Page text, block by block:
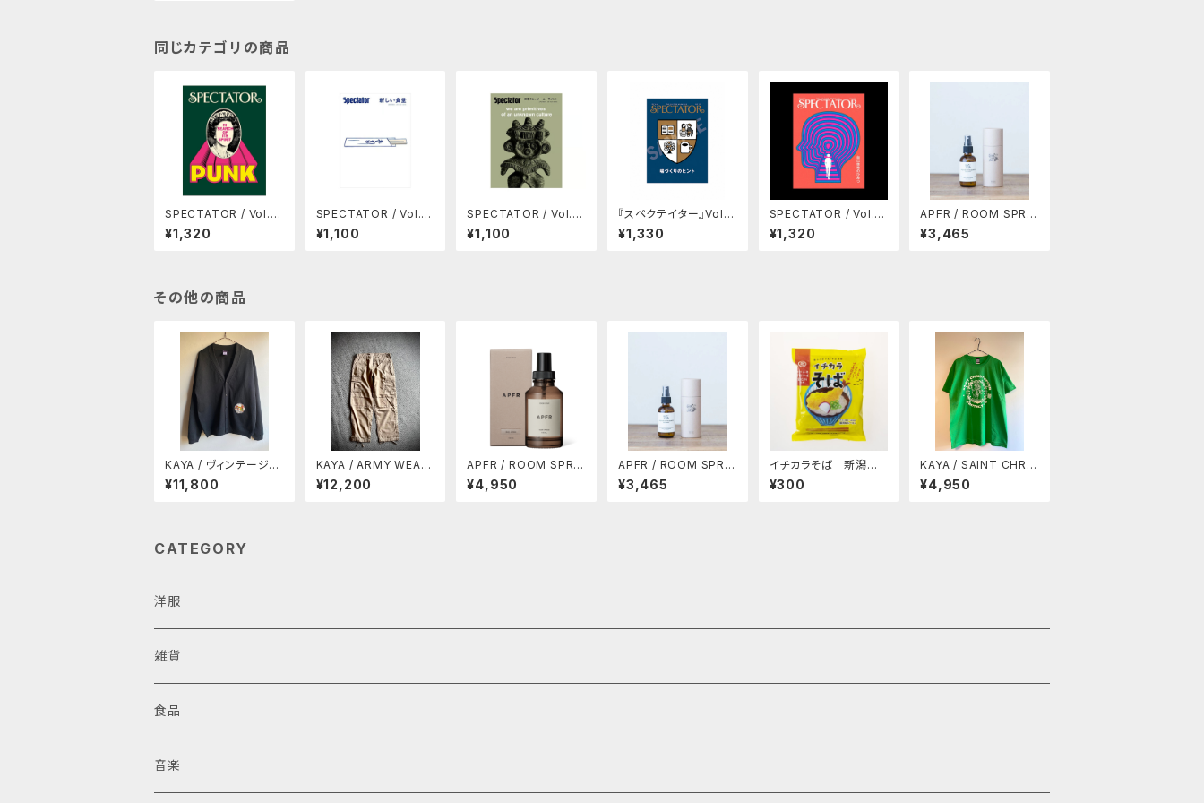
同じカテゴリの商品
SPECTATOR / Vol.5
4 パンクの正体
¥1,320
SPECTATOR / Vol.4
2 新しい食堂
¥1,100
SPECTATOR / Vol.4
5 日本のヒッピー・ム
ーヴメント
¥1,100
『スペクテイター』Vol.5
6 特集：場づくりのヒン
ト
¥1,330
SPECTATOR / Vol.51
自己啓発のひみつ
¥1,320
APFR / ROOM SPRA
Y / MOSS SWAMP (1
0%OFF)
¥3,465
その他の商品
KAYA / ヴィンテージワ
ッペン付きカーディガン
¥11,800
KAYA / ARMY WEAR
SELECTION リップス
トップ カーゴパンツ
¥12,200
APFR / ROOM SPRA
Y / Blue Spruce (1
0%OFF)
¥4,950
APFR / ROOM SPRA
Y / Endless Summer
(10% OFF)
¥3,465
イチカラそば 新潟県
産有機そば全粒粉使
用！！ゆで時間2分半！！
¥300
KAYA / SAINT CHRIS
TOPHER TEE
¥4,950
CATEGORY
洋服
雑貨
食品
音楽